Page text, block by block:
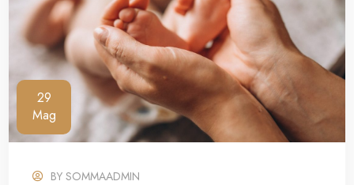
29
Mag
BYSOMMAADMIN